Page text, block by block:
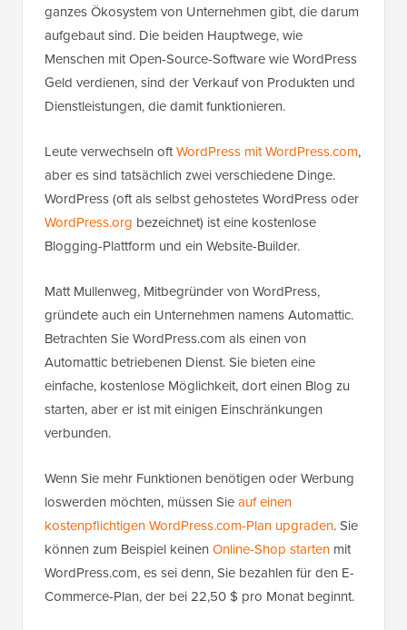
ganzes Ökosystem von Unternehmen gibt, die darum
aufgebaut sind. Die beiden Hauptwege, wie
Menschen mit Open-Source-Software wie WordPress
Geld verdienen, sind der Verkauf von Produkten und
Dienstleistungen, die damit funktionieren.
Leute verwechseln oftWordPress mit WordPress.com,
aber es sind tatsächlich zwei verschiedene Dinge.
WordPress (oft als selbst gehostetes WordPress oder
WordPress.org bezeichnet) ist eine kostenlose
Blogging-Plattform und ein Website-Builder.
Matt Mullenweg, Mitbegründer von WordPress,
gründete auch ein Unternehmen namens Automattic.
Betrachten Sie WordPress.com als einen von
Automattic betriebenen Dienst. Sie bieten eine
einfache, kostenlose Möglichkeit, dort einen Blog zu
starten, aber er ist mit einigen Einschränkungen
verbunden.
Wenn Sie mehr Funktionen benötigen oder Werbung
loswerden möchten, müssen Sieauf einen
kostenpflichtigen WordPress.com-Plan upgraden. Sie
können zum Beispiel keinen Online-Shop starten mit
WordPress.com, es sei denn, Sie bezahlen für den E-
Commerce-Plan, der bei 22,50 $ pro Monat beginnt.